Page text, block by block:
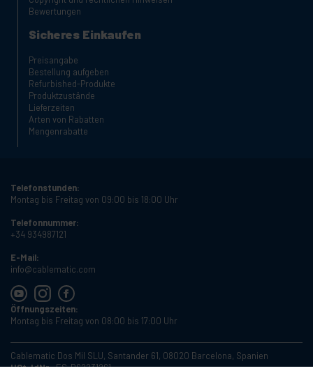
Bewertungen
Sicheres Einkaufen
Preisangabe
Bestellung aufgeben
Refurbished-Produkte
Produktzustände
Lieferzeiten
Arten von Rabatten
Mengenrabatte
Telefonstunden:
Montag bis Freitag von 09:00 bis 18:00 Uhr
Telefonnummer:
+34 934987121
E-Mail:
info@cablematic.com
Öffnungszeiten:
Montag bis Freitag von 08:00 bis 17:00 Uhr
Cablematic Dos Mil SLU, Santander 61, 08020 Barcelona, Spanien
USt-IdNr.:ES-B62231261